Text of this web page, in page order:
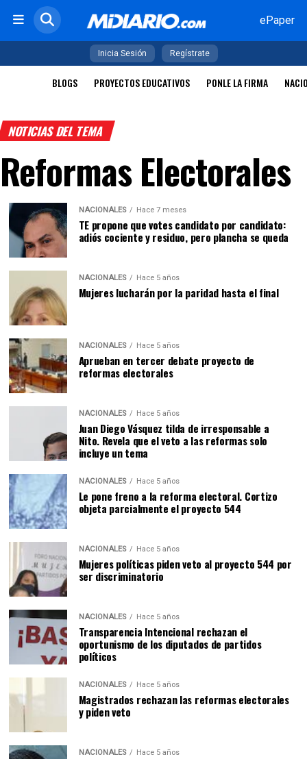
ePaper
Inicia Sesión Regístrate
BLOGS PROYECTOS EDUCATIVOS PONLE LA FIRMA
NOTICIAS DEL TEMA
Reformas Electorales
NACIONALES Hace 7 meses
TE propone que votes candidato por candidato:
adiós cociente y residuo, pero plancha se queda
NACIONALES Hace 5 años
Mujeres lucharán por la paridad hasta el final
NACIONALES Hace 5 años
Aprueban en tercer debate proyecto de
reformas electorales
NACIONALES Hace 5 años
Juan Diego Vásquez tilda de irresponsable a
Nito. Revela que el veto a las reformas solo
incluye un tema
NACIONALES Hace 5 años
Le pone freno a la reforma electoral. Cortizo
objeta parcialmente el proyecto 544
NACIONALES Hace 5 años
Mujeres políticas piden veto al proyecto 544 por
ser discriminatorio
NACIONALES Hace 5 años
Transparencia Intencional rechazan el
oportunismo de los diputados de partidos
políticos
NACIONALES Hace 5 años
Magistrados rechazan las reformas electorales
y piden veto
NACIONALES Hace 5 años